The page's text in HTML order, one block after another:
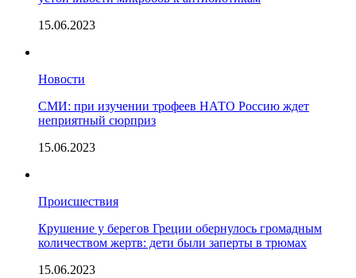
15.06.2023
Новости
СМИ: при изучении трофеев НАТО Россию ждет
неприятный сюрприз
15.06.2023
Происшествия
Крушение у берегов Греции обернулось громадным
количеством жертв: дети были заперты в трюмах
15.06.2023